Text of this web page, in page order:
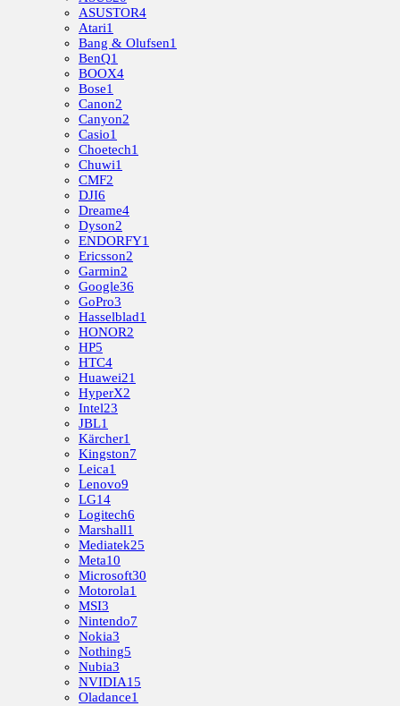
ASUSTOR4
Atari1
Bang & Olufsen1
BenQ1
BOOX4
Bose1
Canon2
Canyon2
Casio1
Choetech1
Chuwi1
CMF2
DJI6
Dreame4
Dyson2
ENDORFY1
Ericsson2
Garmin2
Google36
GoPro3
Hasselblad1
HONOR2
HP5
HTC4
Huawei21
HyperX2
Intel23
JBL1
Kärcher1
Kingston7
Leica1
Lenovo9
LG14
Logitech6
Marshall1
Mediatek25
Meta10
Microsoft30
Motorola1
MSI3
Nintendo7
Nokia3
Nothing5
Nubia3
NVIDIA15
Oladance1